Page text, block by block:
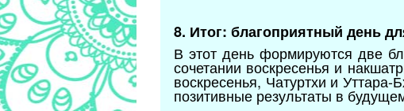
8. Итог: благоприятный день
В этот день формируются две
сочетании воскресенья и
воскресенья, Чатуртхи и
позитивные результаты в